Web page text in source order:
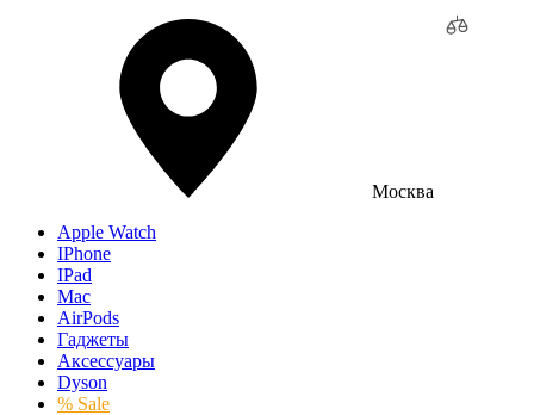
Москва
Apple Watch
IPhone
IPad
Mac
AirPods
Гаджеты
Аксессуары
Dyson
% Sale